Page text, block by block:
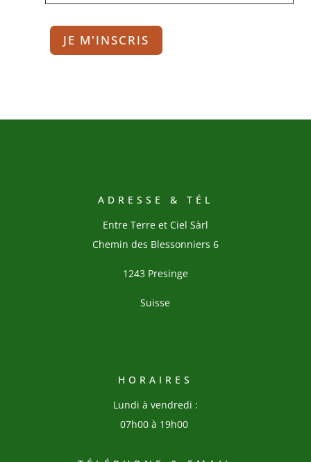
JE M'INSCRIS
ADRESSE & TÉL
Entre Terre et Ciel Sàrl
Chemin des Blessonniers 6
1243 Presinge
Suisse
HORAIRES
Lundi à vendredi :
07h00 à 19h00